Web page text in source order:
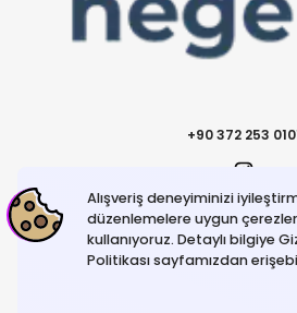
Alışveriş deneyiminizi
düzenlemelere uygun
kullanıyoruz. Detaylı bilgiye
Politikası sayfamızdan
+90 372 253
İletişime Geçin